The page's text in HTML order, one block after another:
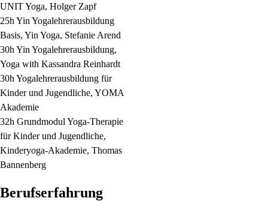
UNIT Yoga, Holger Zapf
25h Yin Yogalehrerausbildung
Basis, Yin Yoga, Stefanie Arend
30h Yin Yogalehrerausbildung,
Yoga with Kassandra Reinhardt
30h Yogalehrerausbildung für
Kinder und Jugendliche, YOMA
Akademie
32h Grundmodul Yoga-Therapie
für Kinder und Jugendliche,
Kinderyoga-Akademie, Thomas
Bannenberg
Berufserfahrung